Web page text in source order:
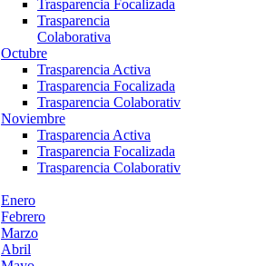
Trasparencia Focalizada
Trasparencia
Colaborativa
Octubre
Trasparencia Activa
Trasparencia Focalizada
Trasparencia Colaborativ
Noviembre
Trasparencia Activa
Trasparencia Focalizada
Trasparencia Colaborativ
Enero
Febrero
Marzo
Abril